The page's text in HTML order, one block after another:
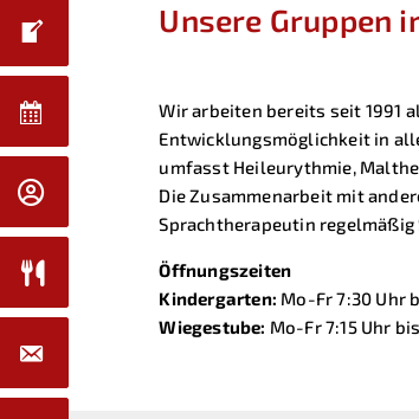
Unsere Gruppen
Wir arbeiten bereits seit 1991
Entwicklungsmöglichkeit in
umfasst Heileurythmie,
Die Zusammenarbeit mit
Sprachtherapeutin
Öffnungszeiten
Kindergarten: Mo-Fr 7:30 Uhr
Wiegestube: Mo-Fr 7:15 Uhr